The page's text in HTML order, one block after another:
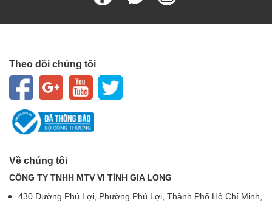
Theo dõi chúng tôi
Về chúng tôi
CÔNG TY TNHH MTV VI TÍNH GIA LONG
430 Đường Phú Lợi, Phường Phú Lợi, Thành Phố Hồ Chí Minh,